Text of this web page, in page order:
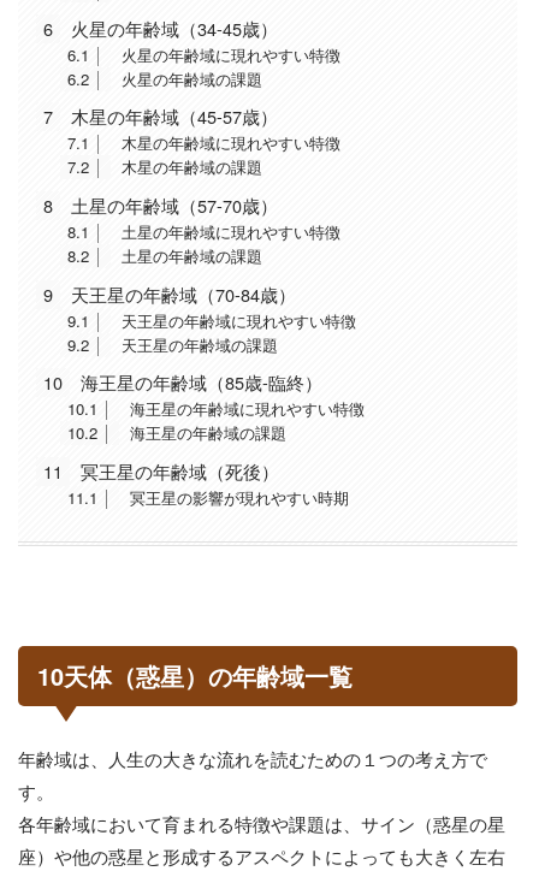
6 火星の年齢域（34-45歳）
6.1
火星の年齢域に現れやすい特徴
6.2
火星の年齢域の課題
7 木星の年齢域（45-57歳）
7.1
木星の年齢域に現れやすい特徴
7.2
木星の年齢域の課題
8 土星の年齢域（57-70歳）
8.1
土星の年齢域に現れやすい特徴
8.2
土星の年齢域の課題
9 天王星の年齢域（70-84歳）
9.1
天王星の年齢域に現れやすい特徴
9.2
天王星の年齢域の課題
10 海王星の年齢域（85歳-臨終）
10.1
海王星の年齢域に現れやすい特徴
10.2
海王星の年齢域の課題
11 冥王星の年齢域（死後）
11.1 冥王星の影響が現れやすい時期
10天体（惑星）の年齢域一覧
年齢域は、人生の大きな流れを読むための１つの考え方で
す。
各年齢域において育まれる特徴や課題は、サイン（惑星の星
座）や他の惑星と形成するアスペクトによっても大きく左右